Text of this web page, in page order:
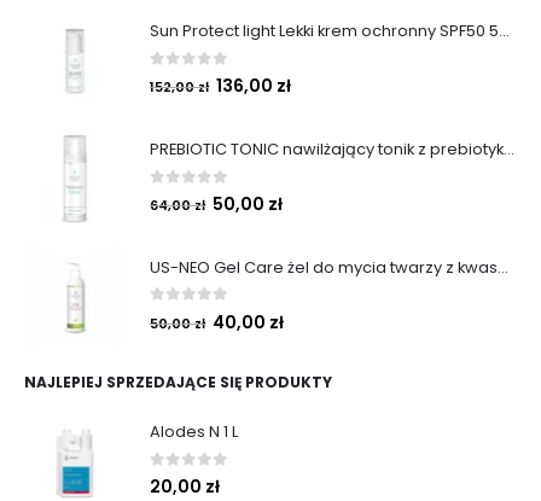
Sun Protect light Lekki krem ochronny SPF50 50ml
out of 5
152,00zł 136,00 zł
PREBIOTIC TONIC nawilżający tonik z prebiotykami 200 ml
out of 5
64,00zł 50,00 zł
US-NEO Gel Care żel do mycia twarzy z kwasem usninowym 200 ml.
out of 5
50,00zł 40,00 zł
NAJLEPIEJ SPRZEDAJĄCE SIĘ PRODUKTY
Alodes N 1 L
0out of 5
20,00 zł